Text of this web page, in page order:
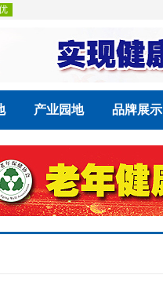
产业园地 品牌展示